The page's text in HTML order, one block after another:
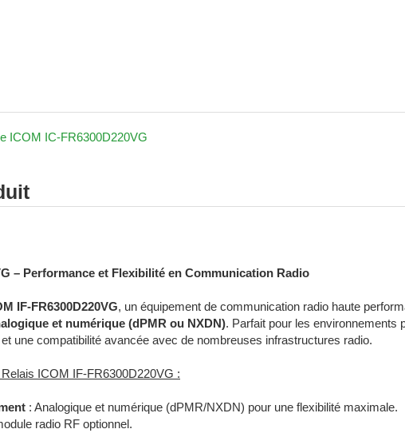
ICOM IC-FR6300D220VG
– Performance et Flexibilité en Communication Radio
IF-FR6300D220VG, un équipement de communication radio haute
et numérique (dPMR ou NXDN). Parfait pour les environnements
une compatibilité avancée avec de nombreuses infrastructures radio.
ICOM IF-FR6300D220VG :
: Analogique et numérique (dPMR/NXDN) pour une flexibilité maximale.
radio RF optionnel.